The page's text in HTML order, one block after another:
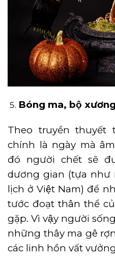
Bóng ma, bộ
Theo truyền thuyết
chính là ngày mà
đó người chết sẽ
dương gian (tựa như
lịch ở Việt Nam) để
tước đoạt thân thể
gặp. Vì vậy người
những thây ma gê
các linh hồn vất